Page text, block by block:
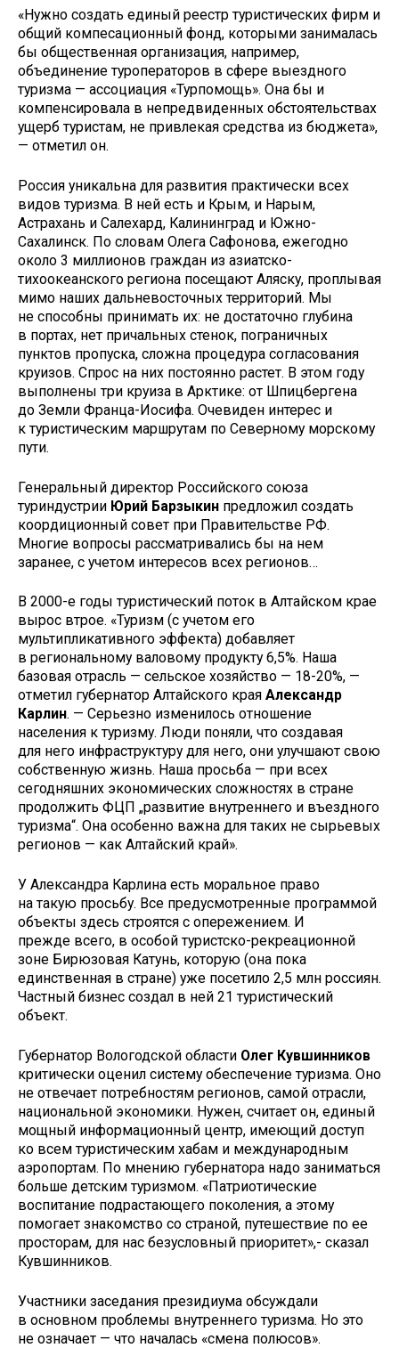
«Нужно создать единый реестр туристических фирм и
общий компесационный фонд, которыми занималась
бы общественная организация, например,
объединение туроператоров в сфере выездного
туризма — ассоциация «Турпомощь». Она бы и
компенсировала в непредвиденных обстоятельствах
ущерб туристам, не привлекая средства из бюджета»,
— отметил он.
Россия уникальна для развития практически всех
видов туризма. В ней есть и Крым, и Нарым,
Астрахань и Салехард, Калининград и Южно-
Сахалинск. По словам Олега Сафонова, ежегодно
около 3 миллионов граждан из азиатско-
тихоокеанского региона посещают Аляску, проплывая
мимо наших дальневосточных территорий. Мы
не способны принимать их: не достаточно глубина
в портах, нет причальных стенок, пограничных
пунктов пропуска, сложна процедура согласования
круизов. Спрос на них постоянно растет. В этом году
выполнены три круиза в Арктике: от Шпицбергена
до Земли Франца-Иосифа. Очевиден интерес и
к туристическим маршрутам по Северному морскому
пути.
Генеральный директор Российского союза
туриндустрии Юрий Барзыкин предложил создать
коордиционный совет при Правительстве РФ.
Многие вопросы рассматривались бы на нем
заранее, с учетом интересов всех регионов…
В 2000-е годы туристический поток в Алтайском крае
вырос втрое. «Туризм (с учетом его
мультипликативного эффекта) добавляет
в региональному валовому продукту 6,5%. Наша
базовая отрасль — сельское хозяйство — 18-20%, —
отметил губернатор Алтайского края Александр
Карлин. — Серьезно изменилось отношение
населения к туризму. Люди поняли, что создавая
для него инфраструктуру для него, они улучшают свою
собственную жизнь. Наша просьба — при всех
сегодняшних экономических сложностях в стране
продолжить ФЦП „развитие внутреннего и въездного
туризма“. Она особенно важна для таких не сырьевых
регионов — как Алтайский край».
У Александра Карлина есть моральное право
на такую просьбу. Все предусмотренные программой
объекты здесь строятся с опережением. И
прежде всего, в особой туристско-рекреационной
зоне Бирюзовая Катунь, которую (она пока
единственная в стране) уже посетило 2,5 млн россиян.
Частный бизнес создал в ней 21 туристический
объект.
Губернатор Вологодской области Олег Кувшинников
критически оценил систему обеспечение туризма. Оно
не отвечает потребностям регионов, самой отрасли,
национальной экономики. Нужен, считает он, единый
мощный информационный центр, имеющий доступ
ко всем туристическим хабам и международным
аэропортам. По мнению губернатора надо заниматься
больше детским туризмом. «Патриотические
воспитание подрастающего поколения, а этому
помогает знакомство со страной, путешествие по ее
просторам, для нас безусловный приоритет»,- сказал
Кувшинников.
Участники заседания президиума обсуждали
в основном проблемы внутреннего туризма. Но это
не означает — что началась «смена полюсов».